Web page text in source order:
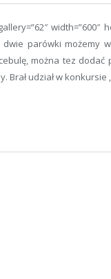
width=”600″
parówki możemy
można tez
udział w konkursie